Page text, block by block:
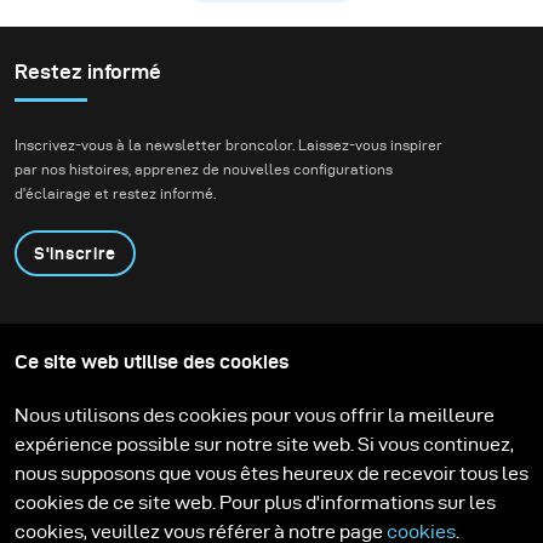
Restez informé
Inscrivez-vous à la newsletter broncolor. Laissez-vous inspirer
par nos histoires, apprenez de nouvelles configurations
d'éclairage et restez informé.
S'inscrire
Contactez-nous
Technologies
Support
Carrière
Media Center
Ce site web utilise des cookies
Nous utilisons des cookies pour vous offrir la meilleure
expérience possible sur notre site web. Si vous continuez,
nous supposons que vous êtes heureux de recevoir tous les
cookies de ce site web. Pour plus d'informations sur les
cookies, veuillez vous référer à notre page cookies